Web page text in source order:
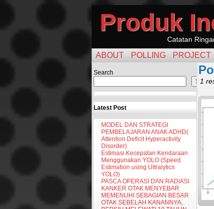
Produk
Catatan
ABOUT POLLING PROJECT
Search
Latest Post
MODEL DAN STRATEGI
PEMBELAJARAN ANAK ADHD(
Attention Deficit Hyperactivity
Disorder)
Estimasi Kecepatan Kendaraan
Menggunakan YOLO (Speed
Estimation using Ultralytics
YOLO)
PASCA OPERASI DAN RADIASI
KANKER OTAK MENYEBAR
MEMENUHI SEBAGIAN BESAR
OTAK SEBELAH KANANNYA,
1